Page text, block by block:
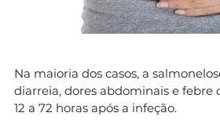
Na maioria dos casos, a
diarreia, dores abdominais e febre
12 a 72 horas após a infeção.